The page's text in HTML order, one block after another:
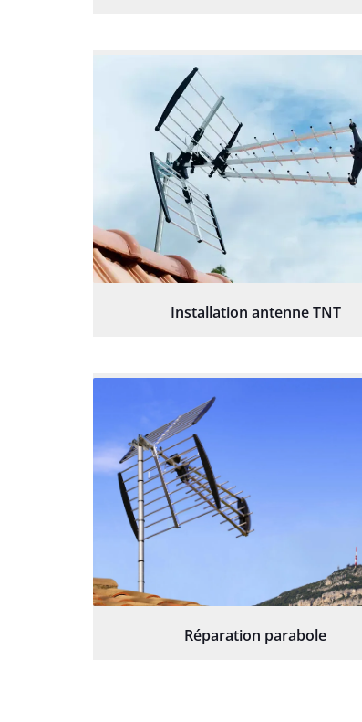
Installation antenne TNT
Réparation parabole